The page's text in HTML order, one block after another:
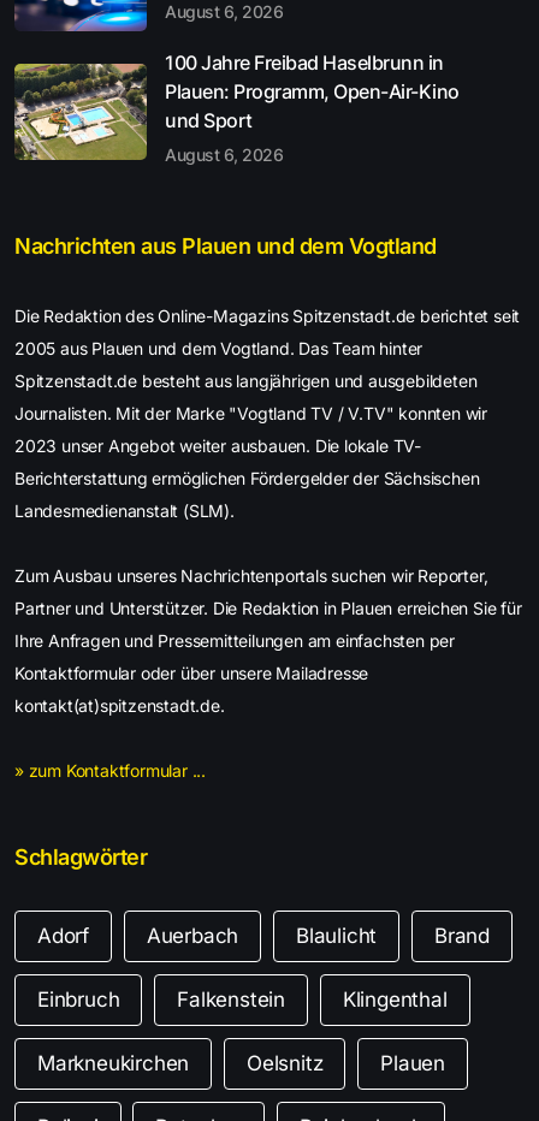
August 6, 2026
100 Jahre Freibad Haselbrunn in
Plauen: Programm, Open-Air-Kino
und Sport
August 6, 2026
Nachrichten aus Plauen und dem Vogtland
Die Redaktion des Online-Magazins Spitzenstadt.de berichtet seit
2005 aus Plauen und dem Vogtland. Das Team hinter
Spitzenstadt.de besteht aus langjährigen und ausgebildeten
Journalisten. Mit der Marke "Vogtland TV / V.TV" konnten wir
2023 unser Angebot weiter ausbauen. Die lokale TV-
Berichterstattung ermöglichen Fördergelder der Sächsischen
Landesmedienanstalt (SLM).
Zum Ausbau unseres Nachrichtenportals suchen wir Reporter,
Partner und Unterstützer. Die Redaktion in Plauen erreichen Sie für
Ihre Anfragen und Pressemitteilungen am einfachsten per
Kontaktformular oder über unsere Mailadresse
kontakt(at)spitzenstadt.de.
» zum Kontaktformular ...
Schlagwörter
Adorf Auerbach Blaulicht Brand
Einbruch Falkenstein Klingenthal
Markneukirchen Oelsnitz Plauen